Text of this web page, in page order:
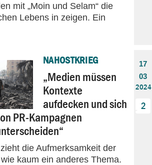
mit „Moin und Selam“ die
Lebens in zeigen. Ein
NAHOSTKRIEG
„Medien müssen
Kontexte
aufdecken und sich
PR-Kampagnen
die Aufmerksamkeit der
kaum ein anderes Thema.
17
03
2024
2